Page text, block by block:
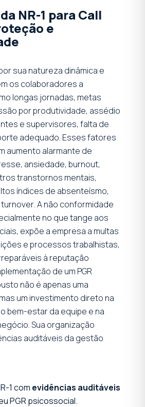
NR-1 para Call
e
sua natureza dinâmica e
os colaboradores a
longas jornadas, metas
por produtividade, assédio
e supervisores, falta de
adequado. Esses fatores
aumento alarmante de
ansiedade, burnout,
transtornos mentais,
índices de absenteísmo,
turnover. A não conformidade
no que tange aos
expõe a empresa a multas
e processos trabalhistas,
à reputação
de um PGR
não é apenas uma
um investimento direto na
bem-estar da equipe e na
Sua organização
auditáveis da gestão
1 com evidências auditáveis
PGR psicossocial.